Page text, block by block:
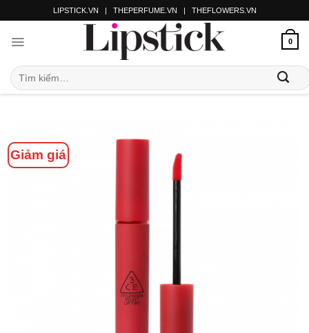
LIPSTICK.VN | THEPERFUME.VN | THEFLOWERS.VN
0
Giảm giá